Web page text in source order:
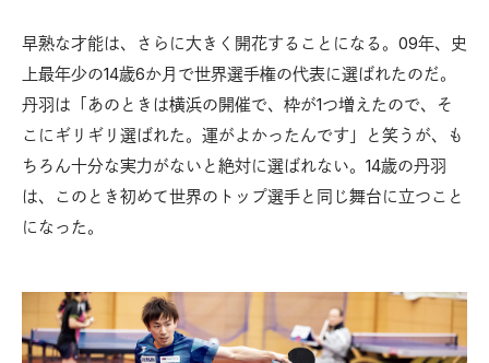
早熟な才能は、さらに大きく開花することになる。09年、史
上最年少の14歳6か月で世界選手権の代表に選ばれたのだ。
丹羽は「あのときは横浜の開催で、枠が1つ増えたので、そ
こにギリギリ選ばれた。運がよかったんです」と笑うが、も
ちろん十分な実力がないと絶対に選ばれない。14歳の丹羽
は、このとき初めて世界のトップ選手と同じ舞台に立つこと
になった。